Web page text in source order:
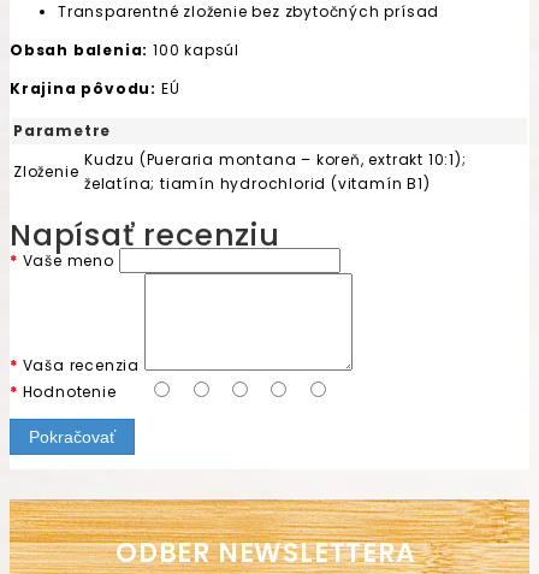
Transparentné zloženie bez zbytočných prísad
Obsah balenia: 100 kapsúl
Krajina pôvodu: EÚ
Parametre
Zloženie
Kudzu (Pueraria montana – koreň, extrakt 10:1);
želatína; tiamín hydrochlorid (vitamín B1)
Napísať recenziu
Vaše meno
Vaša recenzia
Hodnotenie
Pokračovať
ODBER NEWSLETTERA